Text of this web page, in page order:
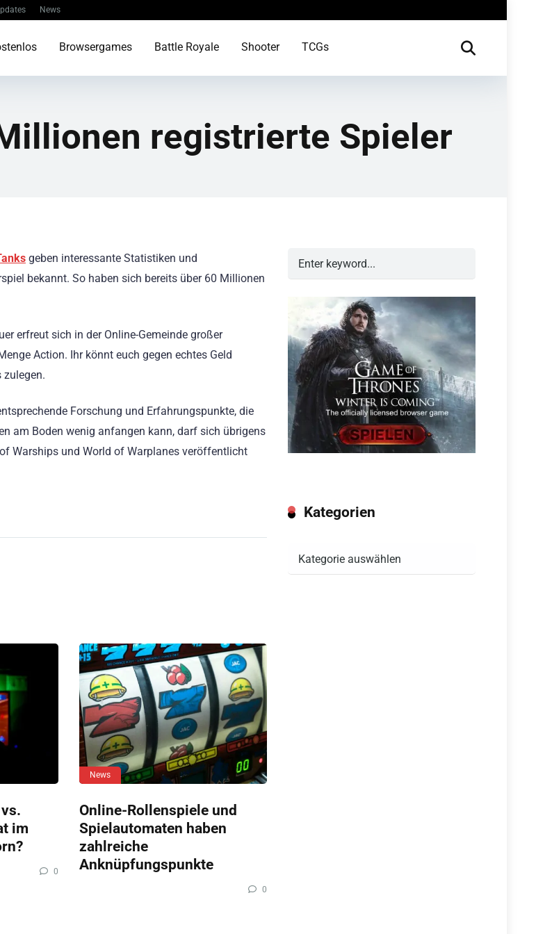
News
Browsergames Battle Royale Shooter TCGs
registrierte Spieler
geben interessante Statistiken und
bekannt. So haben sich bereits über 60 Millionen
erfreut sich in der Online-Gemeinde großer
Action. Ihr könnt euch gegen echtes Geld
zulegen.
Forschung und Erfahrungspunkte, die
am Boden wenig anfangen kann, darf sich übrigens
Warships und World of Warplanes veröffentlicht
im
0
News
Online-Rollenspiele und
Spielautomaten haben
zahlreiche
Anknüpfungspunkte
0
Kategorien